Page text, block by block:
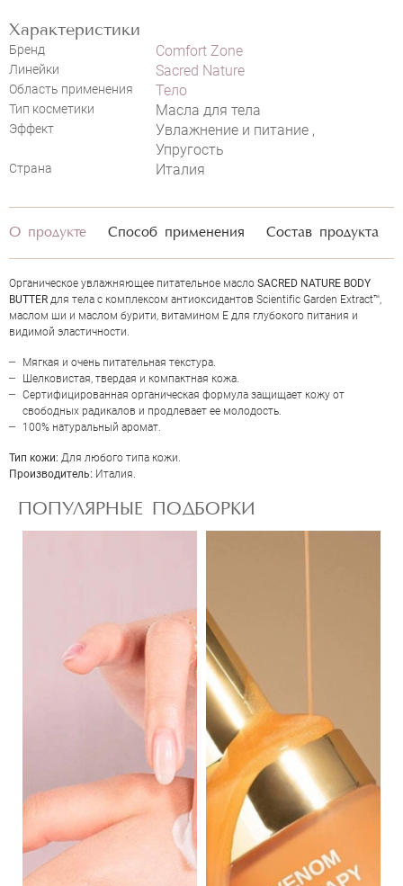
Характеристики
Бренд Comfort Zone
Линейки Sacred Nature
Область применения Тело
Тип косметики Масла для тела
Эффект
Увлажнение и питание ,
Упругость
Страна Италия
Отправить
О продукте Способ применения Состав продукта
Органическое увлажняющее питательное масло SACRED NATURE BODY
BUTTER для тела с комплексом антиоксидантов Scientific Garden Extract™,
маслом ши и маслом бурити, витамином Е для глубокого питания и
видимой эластичности.
Мягкая и очень питательная текстура.
Шелковистая, твердая и компактная кожа.
Сертифицированная органическая формула защищает кожу от
свободных радикалов и продлевает ее молодость.
100% натуральный аромат.
Тип кожи: Для любого типа кожи.
Производитель: Италия.
ПОПУЛЯРНЫЕ ПОДБОРКИ